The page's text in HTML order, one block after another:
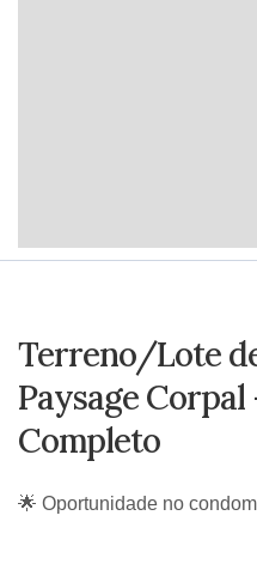
Terreno/Lote
Paysage Corpal
Completo
🌟 Oportunidade no